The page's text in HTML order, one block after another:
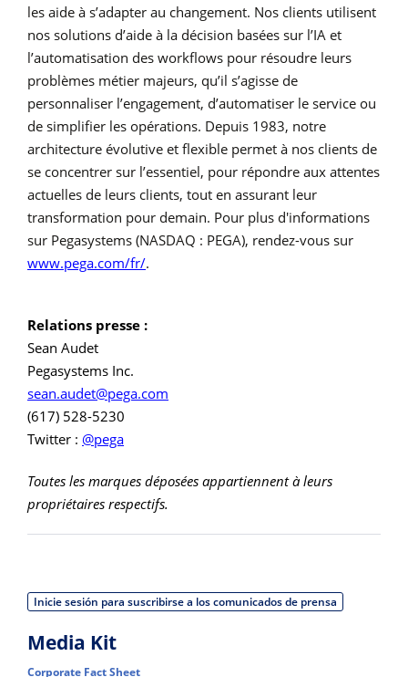
les aide à s’adapter au changement. Nos clients utilisent
nos solutions d’aide à la décision basées sur l’IA et
l’automatisation des workflows pour résoudre leurs
problèmes métier majeurs, qu’il s’agisse de
personnaliser l’engagement, d’automatiser le service ou
de simplifier les opérations. Depuis 1983, notre
architecture évolutive et flexible permet à nos clients de
se concentrer sur l’essentiel, pour répondre aux attentes
actuelles de leurs clients, tout en assurant leur
transformation pour demain. Pour plus d'informations
sur Pegasystems (NASDAQ : PEGA), rendez-vous sur
www.pega.com/fr/.
Relations presse :
Sean Audet
Pegasystems Inc.
sean.audet@pega.com
(617) 528-5230
Twitter : @pega
Toutes les marques déposées appartiennent à leurs
propriétaires respectifs.
Inicie sesión para suscribirse a los comunicados de prensa
Media Kit
Corporate Fact Sheet